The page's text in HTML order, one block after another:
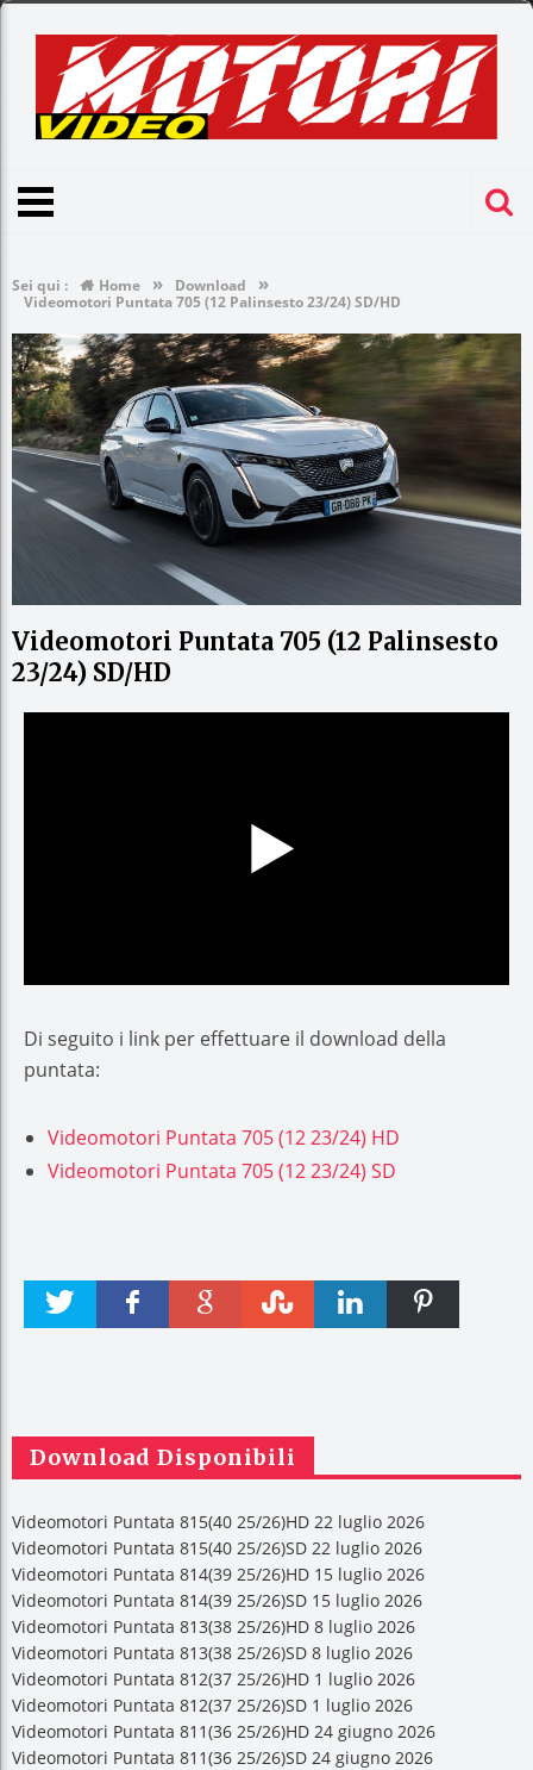
Sei qui : Home » Download »
Videomotori Puntata 705 (12 Palinsesto 23/24) SD/HD
Videomotori Puntata 705 (12 Palinsesto
23/24) SD/HD
Di seguito i link per effettuare il download della
puntata:
Videomotori Puntata 705 (12 23/24) HD
Videomotori Puntata 705 (12 23/24) SD
Download Disponibili
Videomotori Puntata 815(40 25/26)HD 22 luglio 2026
Videomotori Puntata 815(40 25/26)SD 22 luglio 2026
Videomotori Puntata 814(39 25/26)HD 15 luglio 2026
Videomotori Puntata 814(39 25/26)SD 15 luglio 2026
Videomotori Puntata 813(38 25/26)HD 8 luglio 2026
Videomotori Puntata 813(38 25/26)SD 8 luglio 2026
Videomotori Puntata 812(37 25/26)HD 1 luglio 2026
Videomotori Puntata 812(37 25/26)SD 1 luglio 2026
Videomotori Puntata 811(36 25/26)HD 24 giugno 2026
Videomotori Puntata 811(36 25/26)SD 24 giugno 2026